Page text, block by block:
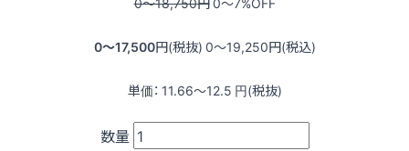
0〜17,500円(税抜) 0〜19,250円(税込)
単価： 11.66〜12.5 円(税抜)
数量